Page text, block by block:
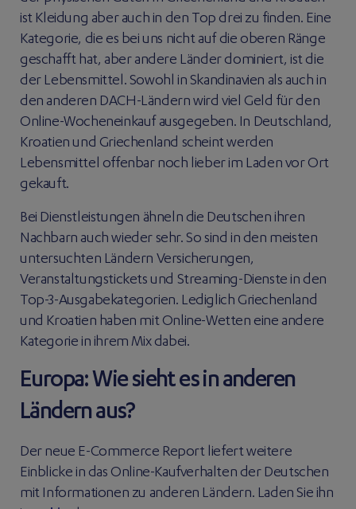
ist Kleidung aber auch in den Top drei zu finden. Eine
Kategorie, die es bei uns nicht auf die oberen Ränge
geschafft hat, aber andere Länder dominiert, ist die
der Lebensmittel. Sowohl in Skandinavien als auch in
den anderen DACH-Ländern wird viel Geld für den
Online-Wocheneinkauf ausgegeben. In Deutschland,
Kroatien und Griechenland scheint werden
Lebensmittel offenbar noch lieber im Laden vor Ort
gekauft.
Bei Dienstleistungen ähneln die Deutschen ihren
Nachbarn auch wieder sehr. So sind in den meisten
untersuchten Ländern Versicherungen,
Veranstaltungstickets und Streaming-Dienste in den
Top-3-Ausgabekategorien. Lediglich Griechenland
und Kroatien haben mit Online-Wetten eine andere
Kategorie in ihrem Mix dabei.
Europa: Wie sieht es in anderen
Ländern aus?
Der neue E-Commerce Report liefert weitere
Einblicke in das Online-Kaufverhalten der Deutschen
mit Informationen zu anderen Ländern. Laden Sie ihn